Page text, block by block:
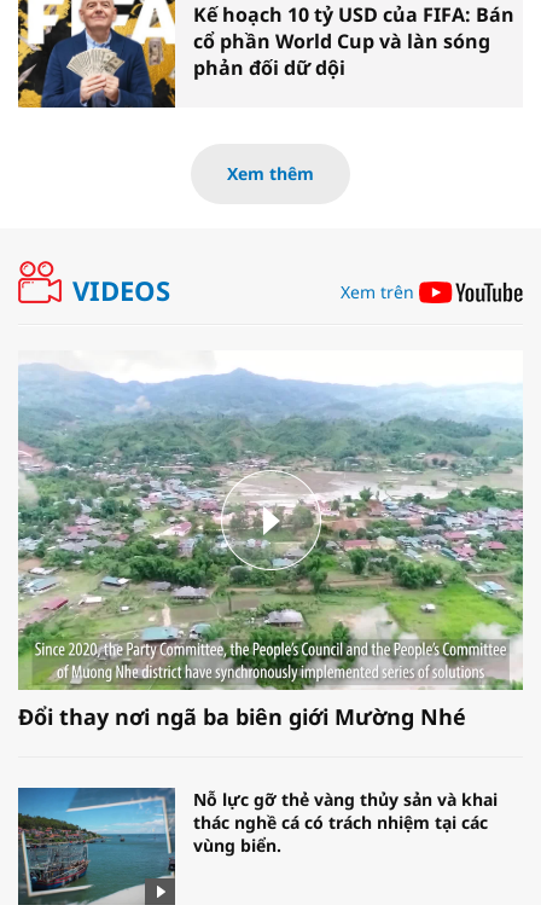
Kế hoạch 10 tỷ USD của FIFA: Bán
cổ phần World Cup và làn sóng
phản đối dữ dội
Xem thêm
VIDEOS Xem trên
Đổi thay nơi ngã ba biên giới Mường Nhé
Nỗ lực gỡ thẻ vàng thủy sản và khai
thác nghề cá có trách nhiệm tại các
vùng biển.